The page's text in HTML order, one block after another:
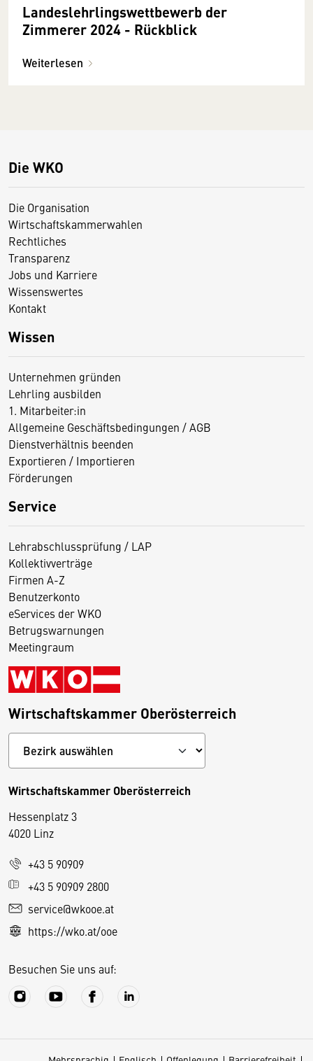
Landeslehrlingswettbewerb der
Zimmerer 2024 - Rückblick
Weiterlesen
Die WKO
Die Organisation
Wirtschaftskammerwahlen
Rechtliches
Transparenz
Jobs und Karriere
Wissenswertes
Kontakt
Wissen
Unternehmen gründen
Lehrling ausbilden
1. Mitarbeiter:in
Allgemeine Geschäftsbedingungen / AGB
Dienstverhältnis beenden
Exportieren / Importieren
Förderungen
Service
Lehrabschlussprüfung / LAP
Kollektivverträge
Firmen A-Z
Benutzerkonto
eServices der WKO
Betrugswarnungen
Meetingraum
Wirtschaftskammer Oberösterreich
Wirtschaftskammer Oberösterreich
Hessenplatz 3
4020 Linz
+43 5 90909
+43 5 90909 2800
service@wkooe.at
https://wko.at/ooe
Besuchen Sie uns auf:
D
e
s
S